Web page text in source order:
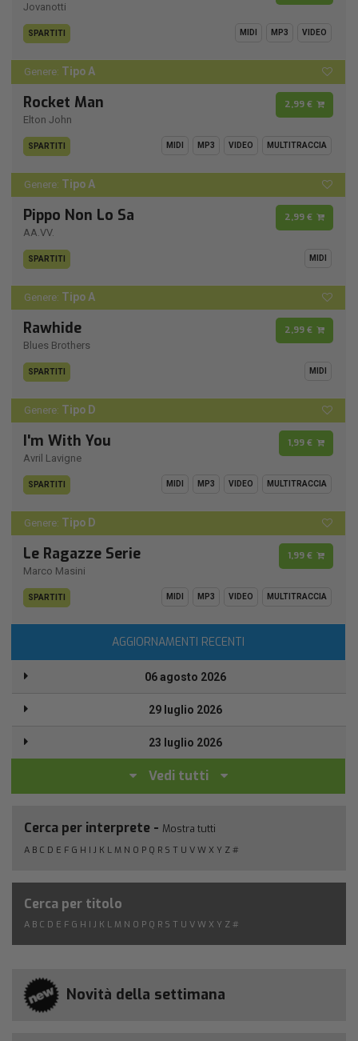
Jovanotti
SPARTITI MIDI MP3 VIDEO
Genere: Tipo A
Rocket Man
Elton John
2,99 €
SPARTITI MIDI MP3 VIDEO MULTITRACCIA
Genere: Tipo A
Pippo Non Lo Sa
AA.VV.
2,99 €
SPARTITI MIDI
Genere: Tipo A
Rawhide
Blues Brothers
2,99 €
SPARTITI MIDI
Genere: Tipo D
I'm With You
Avril Lavigne
1,99 €
SPARTITI MIDI MP3 VIDEO MULTITRACCIA
Genere: Tipo D
Le Ragazze Serie
Marco Masini
1,99 €
SPARTITI MIDI MP3 VIDEO MULTITRACCIA
AGGIORNAMENTI RECENTI
06 agosto 2026
29 luglio 2026
23 luglio 2026
Vedi tutti
Cerca per interprete - Mostra tutti
A B C D E F G H I J K L M N O P Q R S T U V W X Y Z #
Cerca per titolo
A B C D E F G H I J K L M N O P Q R S T U V W X Y Z #
Novità della settimana